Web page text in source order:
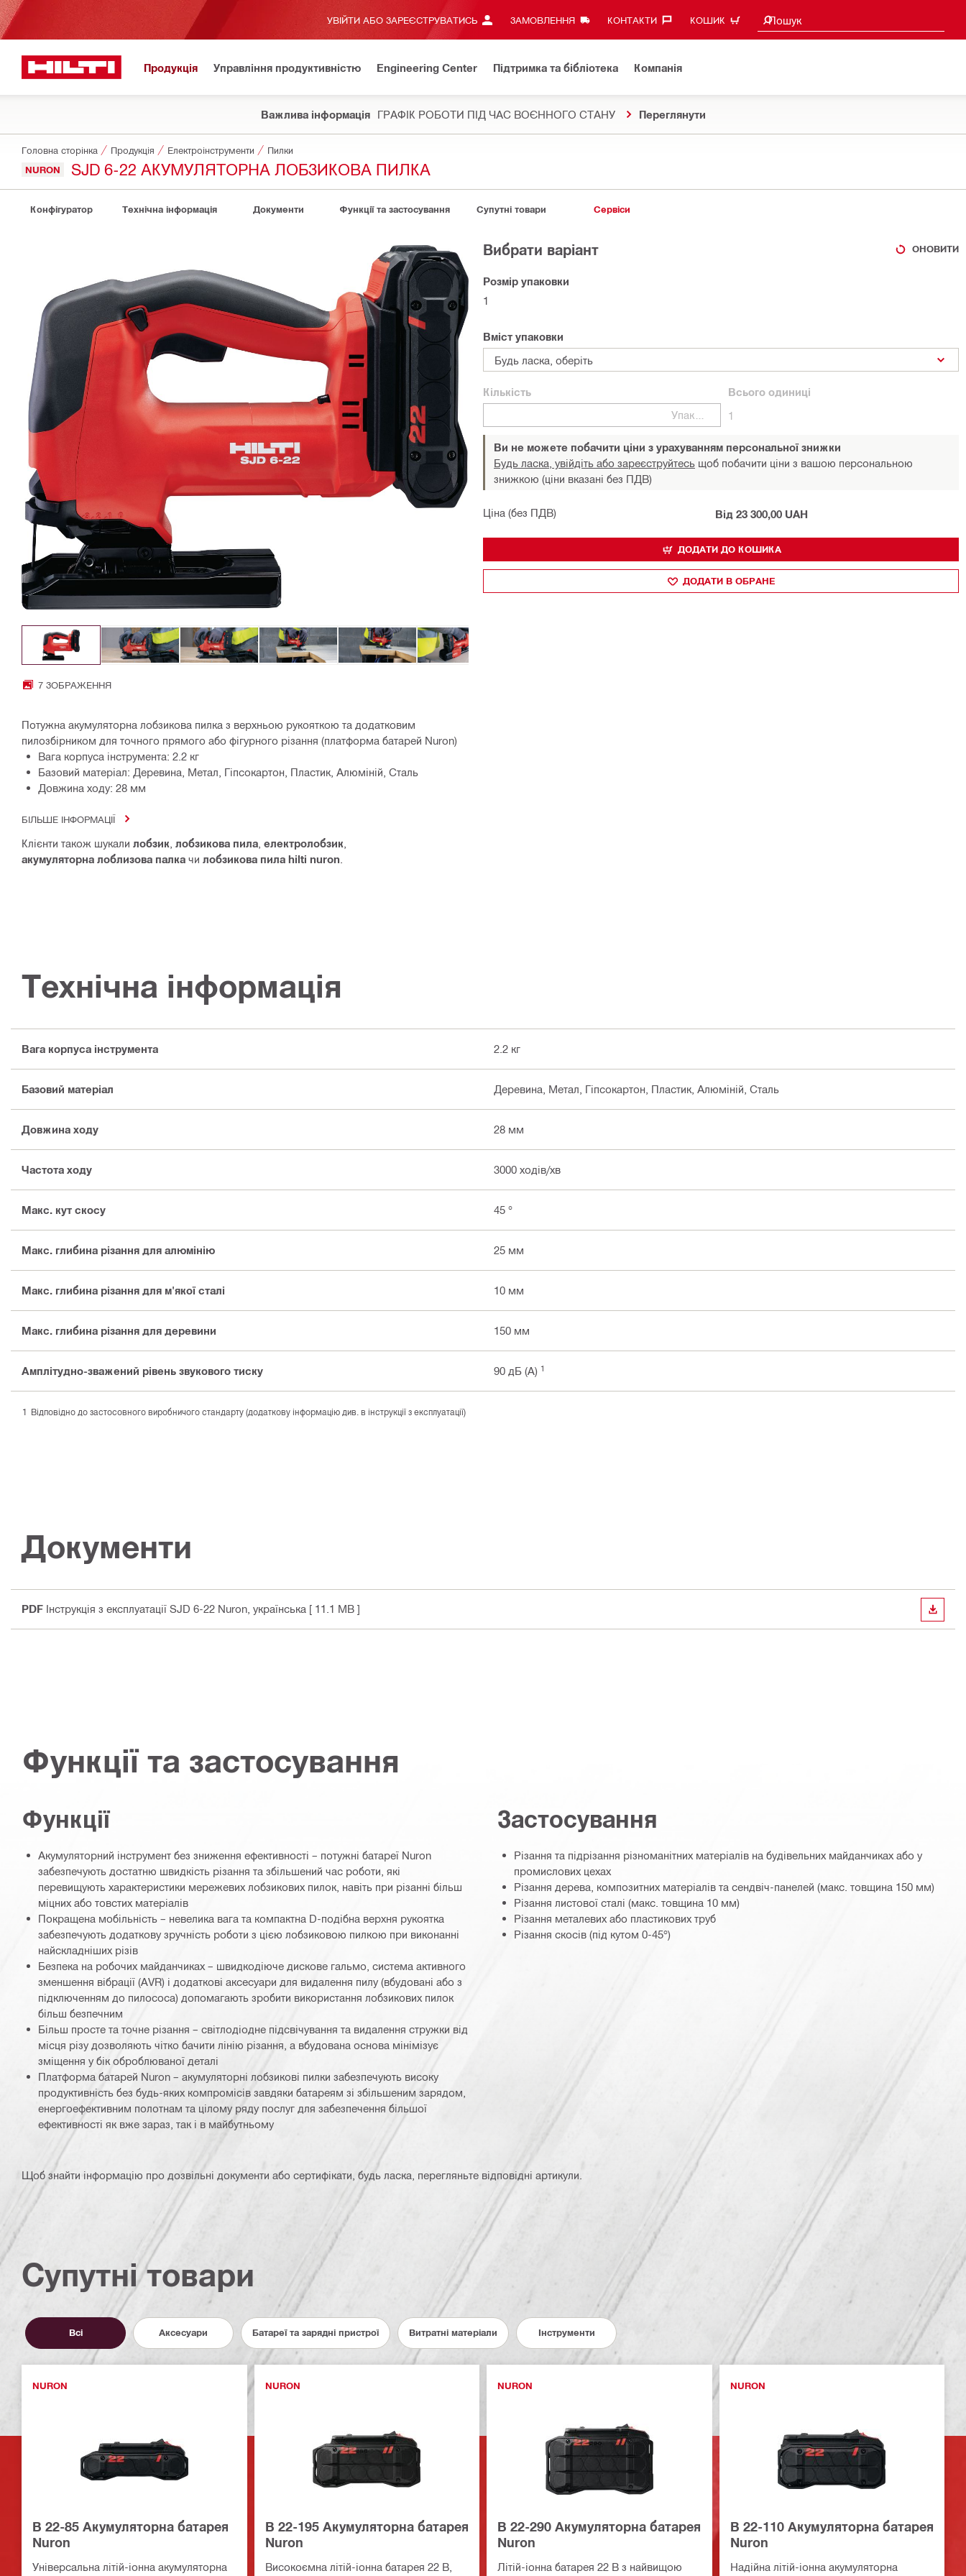
УВІЙТИ АБО ЗАРЕЄСТРУВАТИСЬ ЗАМОВЛЕННЯ КОНТАКТИ‎ КОШИК Пошук
Пошукові пропозиції
Продукція Управління продуктивністю Engineering Center Підтримка та бібліотека Компанія
Важлива інформація ГРАФІК РОБОТИ ПІД ЧАС ВОЄННОГО СТАНУ Переглянути
Головна сторінка Продукція Електроінструменти Пилки
NURON SJD 6-22 АКУМУЛЯТОРНА ЛОБЗИКОВА ПИЛКА
Конфігуратор Технічна інформація Документи Функції та застосування Супутні товари Сервіси
7 ЗОБРАЖЕННЯ
Потужна акумуляторна лобзикова пилка з верхньою рукояткою та додатковим
пилозбірником для точного прямого або фігурного різання (платформа батарей Nuron)
Вага корпуса інструмента: 2.2 кг
Базовий матеріал: Деревина, Метал, Гіпсокартон, Пластик, Алюміній, Сталь
Довжина ходу: 28 мм
БІЛЬШЕ ІНФОРМАЦІЇ
Клієнти також шукали лобзик лобзикова пила електролобзик
акумуляторна лоблизова палка чи лобзикова пила hilti nuron
Вибрати варіант ОНОВИТИ
Розмір упаковки
1
Вміст упаковки
Будь ласка, оберіть
Кількість
Упаковки
Всього одиниці
1
Ви не можете побачити ціни з урахуванням персональної знижки
Будь ласка, увійдіть або зареєструйтесь щоб побачити ціни з вашою персональною
знижкою (ціни вказані без ПДВ)
Ціна (без ПДВ) Від 23 300,00 UAH
ДОДАТИ ДО КОШИКА
ДОДАТИ В ОБРАНЕ
Технічна інформація
Вага корпуса інструмента 2.2 кг
Базовий матеріал Деревина, Метал, Гіпсокартон, Пластик, Алюміній, Сталь
Довжина ходу 28 мм
Частота ходу 3000 ходів/хв
Макс. кут скосу 45 °
Макс. глибина різання для алюмінію 25 мм
Макс. глибина різання для м'якої сталі 10 мм
Макс. глибина різання для деревини 150 мм
Амплітудно-зважений рівень звукового тиску 90 дБ (A) 1
Відповідно до застосовного виробничого стандарту (додаткову інформацію див. в інструкції з експлуатації)
Документи
PDF Інструкція з експлуатації SJD 6-22 Nuron , українська [ 11.1 MB ]
Функції та застосування
Функції
Акумуляторний інструмент без зниження ефективності – потужні батареї Nuron
забезпечують достатню швидкість різання та збільшений час роботи, які
перевищують характеристики мережевих лобзикових пилок, навіть при різанні більш
міцних або товстих матеріалів
Покращена мобільність – невелика вага та компактна D-подібна верхня рукоятка
забезпечують додаткову зручність роботи з цією лобзиковою пилкою при виконанні
найскладніших різів
Безпека на робочих майданчиках – швидкодіюче дискове гальмо, система активного
зменшення вібрації (AVR) і додаткові аксесуари для видалення пилу (вбудовані або з
підключенням до пилососа) допомагають зробити використання лобзикових пилок
більш безпечним
Більш просте та точне різання – світлодіодне підсвічування та видалення стружки від
місця різу дозволяють чітко бачити лінію різання, а вбудована основа мінімізує
зміщення у бік оброблюваної деталі
Платформа батарей Nuron – акумуляторні лобзикові пилки забезпечують високу
продуктивність без будь-яких компромісів завдяки батареям зі збільшеним зарядом,
енергоефективним полотнам та цілому ряду послуг для забезпечення більшої
ефективності як вже зараз, так і в майбутньому
Застосування
Різання та підрізання різноманітних матеріалів на будівельних майданчиках або у
промислових цехах
Різання дерева, композитних матеріалів та сендвіч-панелей (макс. товщина 150 мм)
Різання листової сталі (макс. товщина 10 мм)
Різання металевих або пластикових труб
Різання скосів (під кутом 0-45°)
Щоб знайти інформацію про дозвільні документи або сертифікати, будь ласка, перегляньте відповідні артикули.
Супутні товари
Всі Аксесуари Батареї та зарядні пристрої Витратні матеріали Інструменти
NURON
B 22-85 Акумуляторна батарея
Nuron
Універсальна літій-іонна акумуляторна
NURON
B 22-195 Акумуляторна батарея
Nuron
Високоємна літій-іонна батарея 22 В,
NURON
B 22-290 Акумуляторна батарея
Nuron
Літій-іонна батарея 22 В з найвищою
NURON
B 22-110 Акумуляторна батарея
Nuron
Надійна літій-іонна акумуляторна